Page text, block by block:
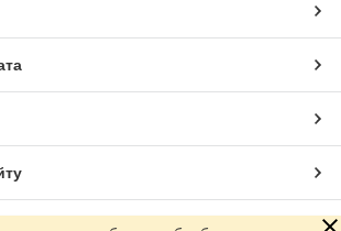
маркетплейсі Prom.ua